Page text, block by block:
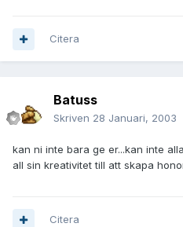
Citera
Batuss
Skriven 28 Januari, 2003
kan ni inte bara ge er...kan inte
all sin kreativitet till att skapa
Citera